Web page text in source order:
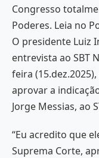
Congresso
Poderes. Leia no
O presidente Luiz
entrevista ao SBT
feira
aprovar a
Jorge Messias, ao
“Eu acredito que
Suprema Corte,